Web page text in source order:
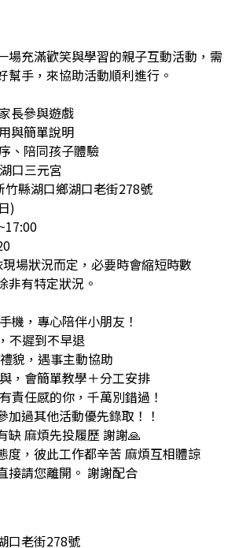
場充滿歡笑與學習的親子互動活動，需
幫手，來協助活動順利進行。
長參與遊戲
與簡單說明
、陪同孩子體驗
口三元宮
竹縣湖口鄉湖口老街278號
)
場狀況而定，必要時會縮短時數
非有特定狀況。
機，專心陪伴小朋友！
不遲到不早退
貌，遇事主動協助
，會簡單教學＋分工安排
責任感的你，千萬別錯過！
加過其他活動優先錄取！！
缺 麻煩先投履歷 謝謝🙏
度，彼此工作都辛苦 麻煩互相體諒
接請您離開。 謝謝配合
口老街278號